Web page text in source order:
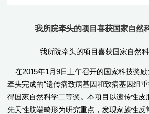
我所院牵头的项目喜获国家自然
我所院牵头的项目喜获国家自然
在2015年1月9日上午召开的国家科技奖
牵头完成的“遗传病致病基因和致病基因组
得国家自然科学二等奖。本项目以遗传性皮
先天性肢端畸形为研究重点，发现家族性反